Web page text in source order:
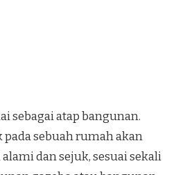
sebagai atap bangunan.
pada sebuah rumah akan
dan sejuk, sesuai sekali